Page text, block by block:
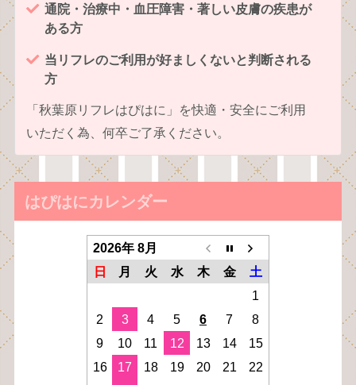
通院・治療中・血圧障害・著しい皮膚の疾患が
ある方
当リフレのご利用が好ましくないと判断される
方
「秋葉原リフレはぴはに」を快適・安全にご利用
いただく為、何卒ご了承ください。
はぴはにカレンダー
2026年 8月
日
月 火 水 木 金
土
1
2
3 4 5 6 7
8
9
10 11 12 13 14
15
16
17 18 19 20 21
22